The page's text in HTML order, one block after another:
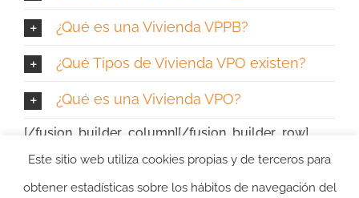
¿Qué es una Vivienda VPPB?
¿Qué Tipos de Vivienda VPO existen?
¿Qué es una Vivienda VPO?
[/fusion_builder_column][/fusion_builder_row]
[/fusion_builder_container]
Este sitio web utiliza cookies propias y de terceros para
obtener estadísticas sobre los hábitos de navegación del